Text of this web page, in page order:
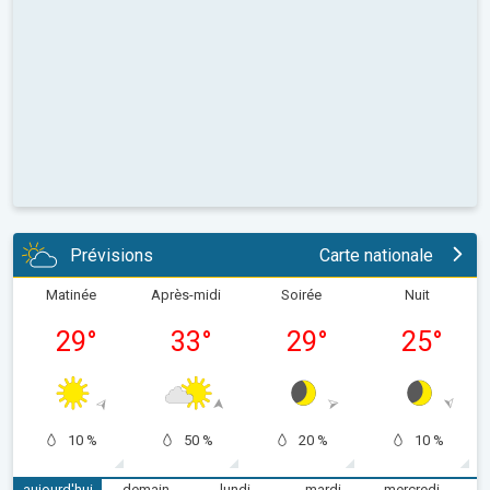
Prévisions Carte nationale
Matinée
29°
10 %
Après-midi
33°
50 %
Soirée
29°
20 %
Nuit
25°
10 %